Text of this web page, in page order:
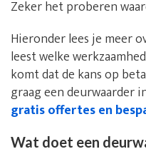
Zeker het proberen
Hieronder lees je meer
leest welke
komt dat de kans op
graag een deurwaarder
gratis offertes en
Wat doet een